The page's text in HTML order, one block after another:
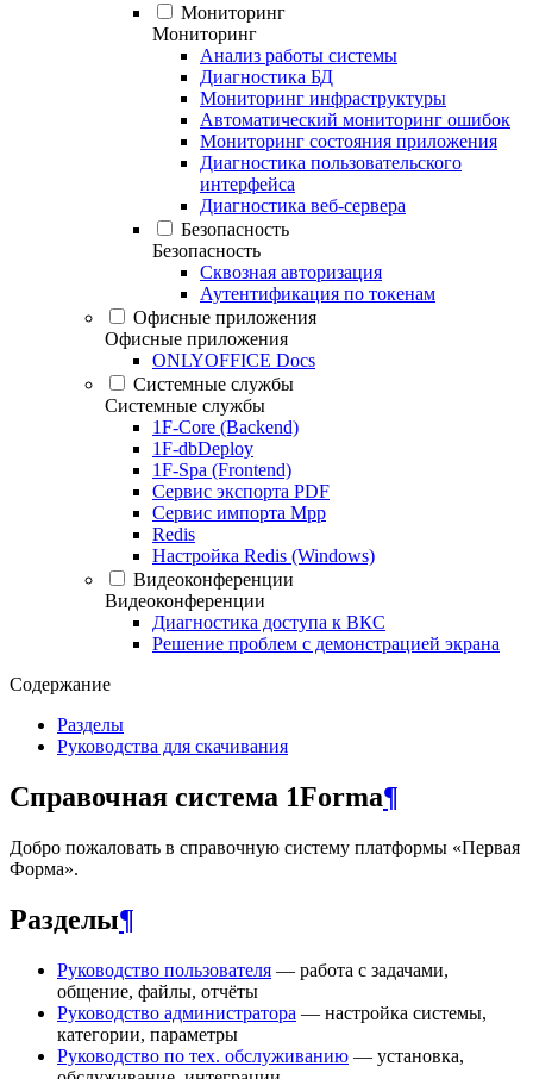
Мониторинг
Мониторинг
Анализ работы системы
Диагностика БД
Мониторинг инфраструктуры
Автоматический мониторинг ошибок
Мониторинг состояния приложения
Диагностика пользовательского
интерфейса
Диагностика веб-сервера
Безопасность
Безопасность
Сквозная авторизация
Аутентификация по токенам
Офисные приложения
Офисные приложения
ONLYOFFICE Docs
Системные службы
Системные службы
1F-Core (Backend)
1F-dbDeploy
1F-Spa (Frontend)
Сервис экспорта PDF
Сервис импорта Mpp
Redis
Настройка Redis (Windows)
Видеоконференции
Видеоконференции
Диагностика доступа к ВКС
Решение проблем с демонстрацией экрана
Содержание
Разделы
Руководства для скачивания
Справочная система 1Forma¶
Добро пожаловать в справочную систему платформы «Первая
Форма».
Разделы¶
Руководство пользователя — работа с задачами,
общение, файлы, отчёты
Руководство администратора — настройка системы,
категории, параметры
Руководство по тех. обслуживанию — установка,